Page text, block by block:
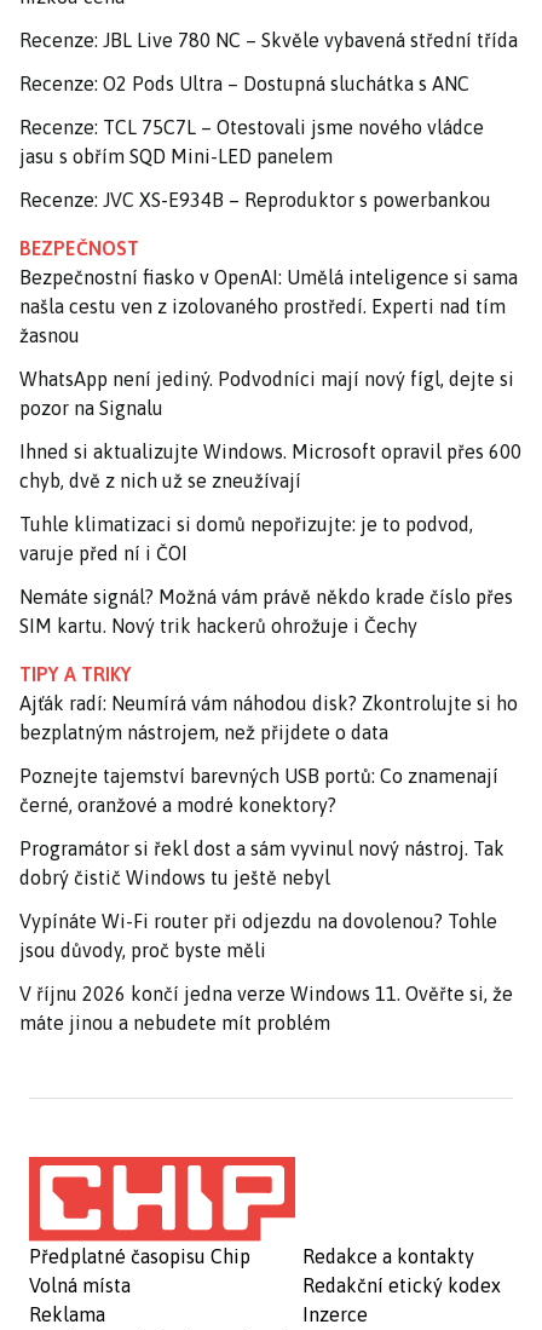
Recenze: JBL Live 780 NC – Skvěle vybavená střední třída
Recenze: O2 Pods Ultra – Dostupná sluchátka s ANC
Recenze: TCL 75C7L – Otestovali jsme nového vládce
jasu s obřím SQD Mini-LED panelem
Recenze: JVC XS-E934B – Reproduktor s powerbankou
BEZPEČNOST
Bezpečnostní fiasko v OpenAI: Umělá inteligence si sama
našla cestu ven z izolovaného prostředí. Experti nad tím
žasnou
WhatsApp není jediný. Podvodníci mají nový fígl, dejte si
pozor na Signalu
Ihned si aktualizujte Windows. Microsoft opravil přes 600
chyb, dvě z nich už se zneužívají
Tuhle klimatizaci si domů nepořizujte: je to podvod,
varuje před ní i ČOI
Nemáte signál? Možná vám právě někdo krade číslo přes
SIM kartu. Nový trik hackerů ohrožuje i Čechy
TIPY A TRIKY
Ajťák radí: Neumírá vám náhodou disk? Zkontrolujte si ho
bezplatným nástrojem, než přijdete o data
Poznejte tajemství barevných USB portů: Co znamenají
černé, oranžové a modré konektory?
Programátor si řekl dost a sám vyvinul nový nástroj. Tak
dobrý čistič Windows tu ještě nebyl
Vypínáte Wi-Fi router při odjezdu na dovolenou? Tohle
jsou důvody, proč byste měli
V říjnu 2026 končí jedna verze Windows 11. Ověřte si, že
máte jinou a nebudete mít problém
Předplatné časopisu Chip
Volná místa
Reklama
Redakce a kontakty
Redakční etický kodex
Inzerce